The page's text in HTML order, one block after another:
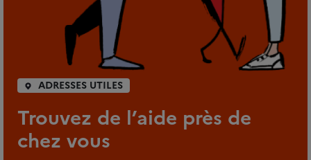
ADRESSES UTILES
Trouvez de l’aide près de
chez vous